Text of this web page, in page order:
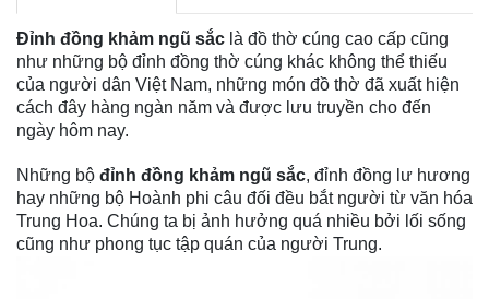
Đỉnh đồng khảm ngũ sắc là đồ thờ cúng cao cấp cũng
như những bộ đỉnh đồng thờ cúng khác không thể thiếu
của người dân Việt Nam, những món đồ thờ đã xuất hiện
cách đây hàng ngàn năm và được lưu truyền cho đến
ngày hôm nay.
Những bộ đỉnh đồng khảm ngũ sắc, đỉnh đồng lư hương
hay những bộ Hoành phi câu đối đều bắt người từ văn hóa
Trung Hoa. Chúng ta bị ảnh hưởng quá nhiều bởi lối sống
cũng như phong tục tập quán của người Trung.